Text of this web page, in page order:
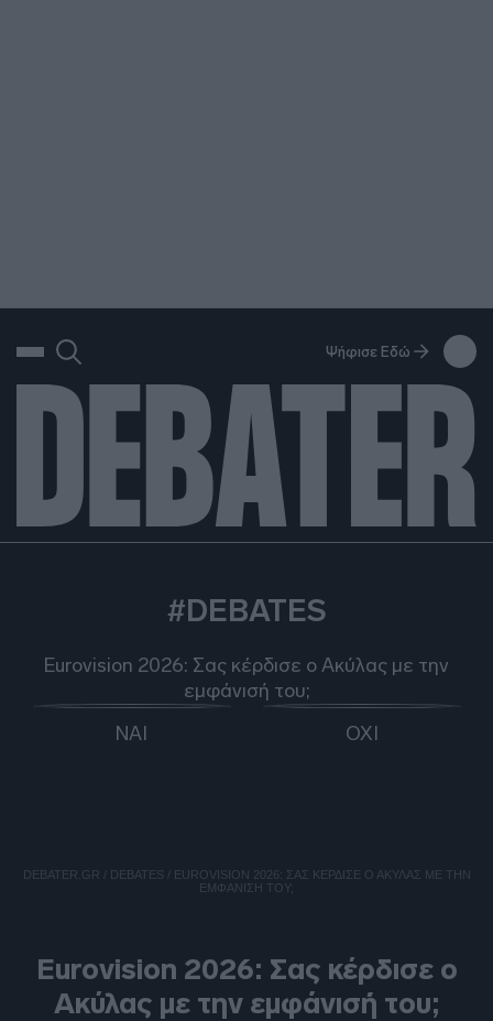
Ψήφισε Εδώ
#DEBATES
Eurovision 2026: Σας κέρδισε ο Ακύλας με την
εμφάνισή του;
ΝΑΙ ΟΧΙ
DEBATER.GR / DEBATES / EUROVISION 2026: ΣΑΣ ΚΈΡΔΙΣΕ Ο ΑΚΎΛΑΣ ΜΕ ΤΗΝ
ΕΜΦΆΝΙΣΉ ΤΟΥ;
Eurovision 2026: Σας κέρδισε ο
Ακύλας με την εμφάνισή του;